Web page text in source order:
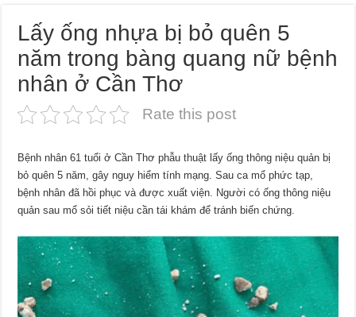
Lấy ống nhựa bị bỏ quên 5
năm trong bàng quang nữ bệnh
nhân ở Cần Thơ
Rate this post
Bệnh nhân 61 tuổi ở Cần Thơ phẫu thuật lấy ống thông niệu quản bị
bỏ quên 5 năm, gây nguy hiểm tính mạng. Sau ca mổ phức tạp,
bệnh nhân đã hồi phục và được xuất viện. Người có ống thông niệu
quản sau mổ sỏi tiết niệu cần tái khám để tránh biến chứng.